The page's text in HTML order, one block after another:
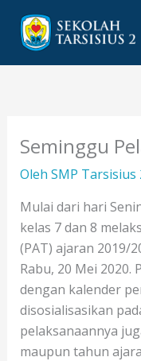
konten
Seminggu
Oleh SMP Tarsisius
Mulai dari hari
kelas 7 dan 8
(PAT) ajaran 2019/
Rabu, 20 Mei 2020.
dengan kalender
disosialisasikan
pelaksanaannya
maupun tahun